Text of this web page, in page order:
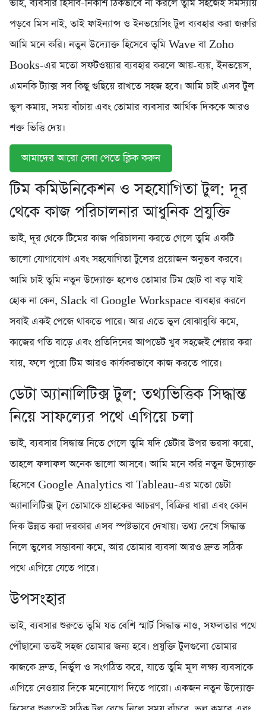
ভাই, ব্যবসার হিসাব-নিকাশ ঠিকভাবে না করলে তুমি সহজেই সমস্যায়
পড়বে মিস নাই, তাই ফাইন্যান্স ও ইনভয়েসিং টুল ব্যবহার করা জরুরি
আমি মনে করি। নতুন উদ্যোক্ত হিসেবে তুমি Wave বা Zoho
Books-এর মতো সফটওয়্যার ব্যবহার করলে আয়-ব্যয়, ইনভয়েস,
এমনকি ট্যাক্স সব কিছু গুছিয়ে রাখতে সহজ হবে। আমি চাই এসব টুল
ভুল কমায়, সময় বাঁচায় এবং তোমার ব্যবসার আর্থিক দিককে আরও
শক্ত ভিত্তি দেয়।
আমাদের আরো সেবা পেতে ক্লিক করুন
টিম কমিউনিকেশন ও সহযোগিতা টুল: দূর
থেকে কাজ পরিচালনার আধুনিক প্রযুক্তি
ভাই, দূর থেকে টিমের কাজ পরিচালনা করতে গেলে তুমি একটি
ভালো যোগাযোগ এবং সহযোগিতা টুলের প্রয়োজন অনুভব করবে।
আমি চাই তুমি নতুন উদ্যোক্ত হলেও তোমার টিম ছোট বা বড় যাই
হোক না কেন, Slack বা Google Workspace ব্যবহার করলে
সবাই একই পেজে থাকতে পারে। আর এতে ভুল বোঝাবুঝি কমে,
কাজের গতি বাড়ে এবং প্রতিদিনের আপডেট খুব সহজেই শেয়ার করা
যায়, ফলে পুরো টিম আরও কার্যকরভাবে কাজ করতে পারে।
ডেটা অ্যানালিটিক্স টুল: তথ্যভিত্তিক সিদ্ধান্ত
নিয়ে সাফল্যের পথে এগিয়ে চলা
ভাই, ব্যবসার সিদ্ধান্ত নিতে গেলে তুমি যদি ডেটার উপর ভরসা করো,
তাহলে ফলাফল অনেক ভালো আসবে। আমি মনে করি নতুন উদ্যোক্ত
হিসেবে Google Analytics বা Tableau-এর মতো ডেটা
অ্যানালিটিক্স টুল তোমাকে গ্রাহকের আচরণ, বিক্রির ধারা এবং কোন
দিক উন্নত করা দরকার এসব স্পষ্টভাবে দেখায়। তথ্য দেখে সিদ্ধান্ত
নিলে ভুলের সম্ভাবনা কমে, আর তোমার ব্যবসা আরও দ্রুত সঠিক
পথে এগিয়ে যেতে পারে।
উপসংহার
ভাই, ব্যবসার শুরুতে তুমি যত বেশি স্মার্ট সিদ্ধান্ত নাও, সফলতার পথে
পৌঁছানো ততই সহজ তোমার জন্য হবে। প্রযুক্তি টুলগুলো তোমার
কাজকে দ্রুত, নির্ভুল ও সংগঠিত করে, যাতে তুমি মূল লক্ষ্য ব্যবসাকে
এগিয়ে নেওয়ার দিকে মনোযোগ দিতে পারো। একজন নতুন উদ্যোক্ত